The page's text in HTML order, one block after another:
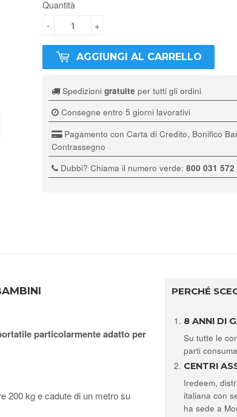
Quantità
+
-
AGGIUNGI AL CARRELLO
Spedizioni gratuite per tutti gli ordini
Consegne entro 5 giorni lavorativi
Pagamento con Carta di Credito, Bonifico
Contrassegno
Dubbi? Chiama il numero verde: 800 031 572
particolarmente adatto per
200 kg e cadute di un metro su
PERCHÉ
8 ANNI DI
Su tutte le
parti
CENTRI
Iredeem,
italiana con
ha sede a